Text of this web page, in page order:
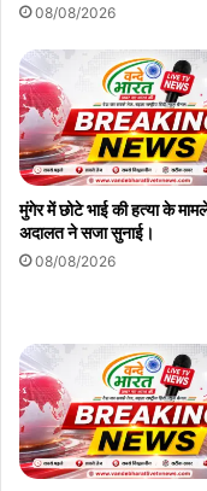
08/08/2026
मुंगेर में छोटे भाई की हत्या के
अदालत ने सजा सुनाई।
08/08/2026